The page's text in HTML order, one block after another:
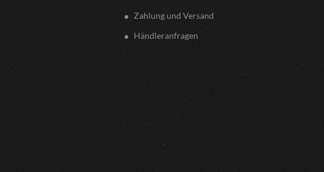
Zahlung und Versand
Händleranfragen